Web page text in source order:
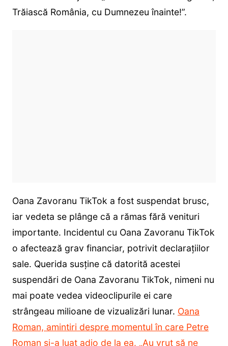
Trăiască România, cu Dumnezeu înainte!”.
Oana Zavoranu TikTok a fost suspendat brusc,
iar vedeta se plânge că a rămas fără venituri
importante. Incidentul cu Oana Zavoranu TikTok
o afectează grav financiar, potrivit declarațiilor
sale. Querida susține că datorită acestei
suspendări de Oana Zavoranu TikTok, nimeni nu
mai poate vedea videoclipurile ei care
strângeau milioane de vizualizări lunar. Oana
Roman, amintiri despre momentul în care Petre
Roman și-a luat adio de la ea. „Au vrut să ne